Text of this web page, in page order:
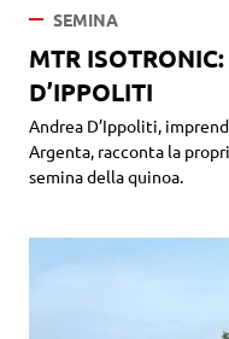
SEMINA
MTR
D’IPPOLITI
Andrea D’Ippoliti,
Argenta, racconta la
semina della quinoa.